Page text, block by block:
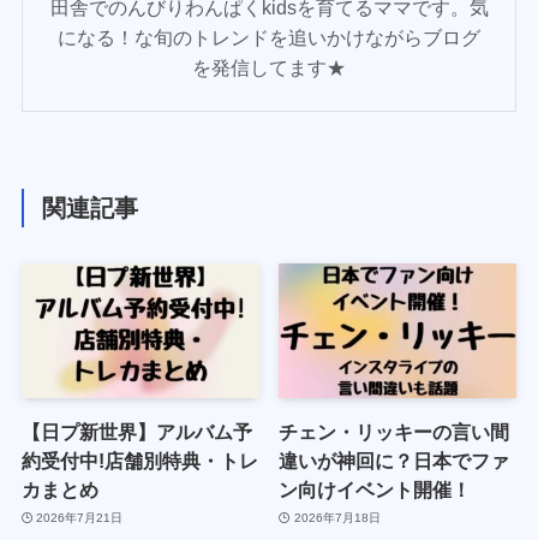
田舎でのんびりわんぱくkidsを育てるママです。気
になる！な旬のトレンドを追いかけながらブログ
を発信してます★
関連記事
【日プ新世界】アルバム予
約受付中!店舗別特典・トレ
カまとめ
2026年7月21日
チェン・リッキーの言い間
違いが神回に？日本でファ
ン向けイベント開催！
2026年7月18日